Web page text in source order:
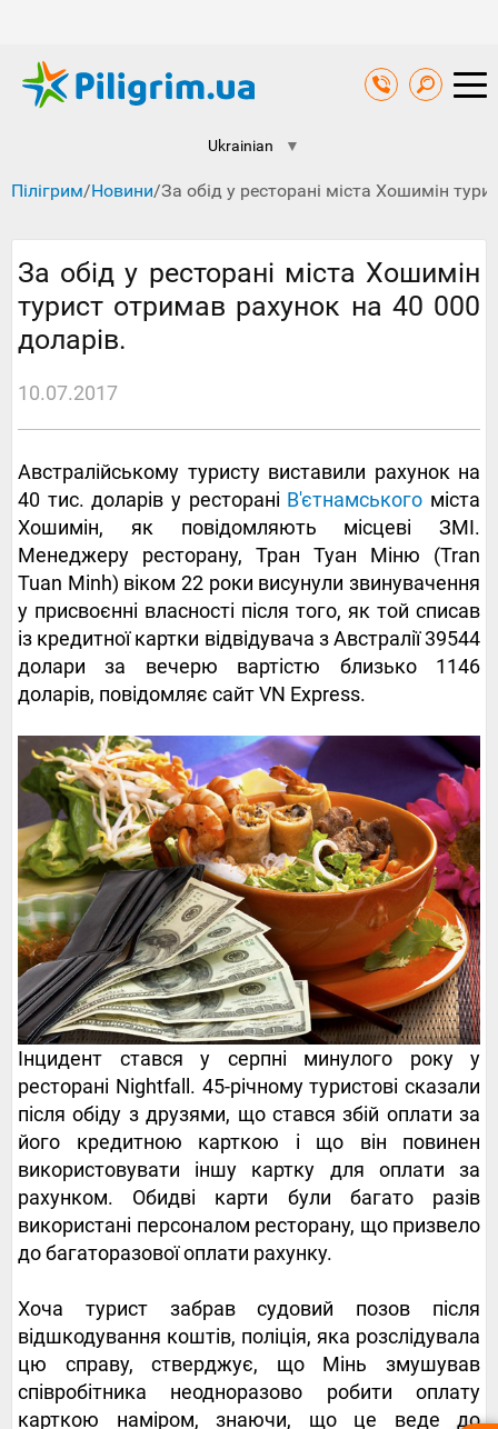
Ukrainian ▼
Пілігрим/Новини/За обід у ресторані міста Хошимін
За обід у ресторані міста Хошимін
турист отримав рахунок на 40 000
доларів.
10.07.2017
Австралійському туристу виставили рахунок на
40 тис. доларів у ресторані В'єтнамського міста
Хошимін, як повідомляють місцеві ЗМІ.
Менеджеру ресторану, Тран Туан Міню (Tran
Tuan Minh) віком 22 роки висунули звинувачення
у присвоєнні власності після того, як той списав
із кредитної картки відвідувача з Австралії 39544
долари за вечерю вартістю близько 1146
доларів, повідомляє сайт VN Express.
Інцидент стався у серпні минулого року у
ресторані Nightfall. 45-річному туристові сказали
після обіду з друзями, що стався збій оплати за
його кредитною карткою і що він повинен
використовувати іншу картку для оплати за
рахунком. Обидві карти були багато разів
використані персоналом ресторану, що призвело
до багаторазової оплати рахунку.
Хоча турист забрав судовий позов після
відшкодування коштів, поліція, яка розслідувала
цю справу, стверджує, що Мінь змушував
співробітника неодноразово робити оплату
карткою наміром, знаючи, що це веде до